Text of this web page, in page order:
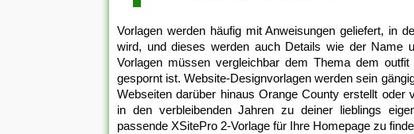
Vorlagen werden häufig mit Anweisungen geliefert, in
wird, und dieses werden auch Details wie der Name
Vorlagen müssen vergleichbar dem Thema dem
gespornt ist. Website-Designvorlagen werden sein
Webseiten darüber hinaus Orange County erstellt oder
in den verbleibenden Jahren zu deiner lieblings
passende XSitePro 2-Vorlage für Ihre Homepage zu